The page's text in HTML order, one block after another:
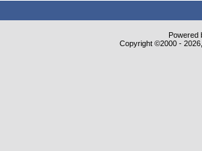
Powered
Copyright ©2000 -